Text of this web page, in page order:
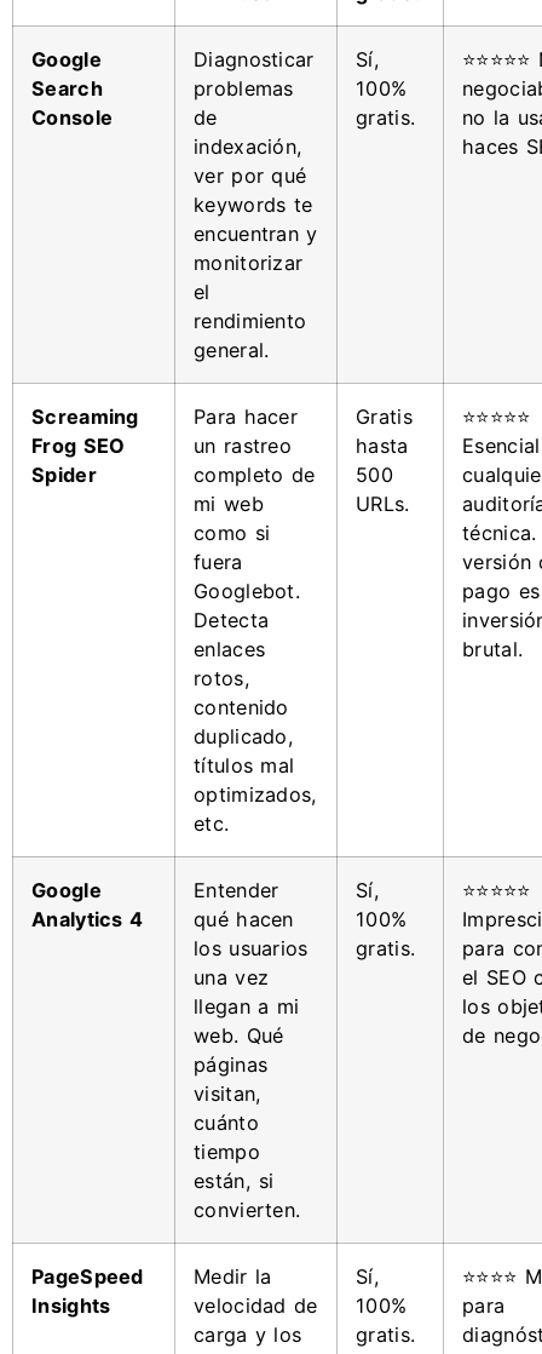
Google
Search
Console
Diagnosticar
problemas
de
indexación,
ver por qué
keywords te
encuentran y
monitorizar
el
rendimiento
general.
Sí,
100%
gratis.
no la
haces
Screaming
Frog SEO
Spider
Para hacer
un rastreo
completo de
mi web
como si
fuera
Googlebot.
Detecta
enlaces
rotos,
contenido
duplicado,
títulos mal
optimizados,
etc.
Gratis
hasta
500
URLs.
⭐⭐⭐⭐⭐
técnica.
versión
pago
brutal.
Google
Analytics 4
Entender
qué hacen
los usuarios
una vez
llegan a mi
web. Qué
páginas
visitan,
cuánto
tiempo
están, si
convierten.
Sí,
100%
gratis.
⭐⭐⭐⭐⭐
para
el SEO
los
de
PageSpeed
Insights
Medir la
velocidad de
carga y los
Sí,
100%
gratis.
⭐⭐⭐⭐
para